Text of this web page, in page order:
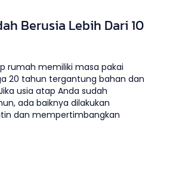
Berusia Lebih Dari 10
rumah memiliki masa pakai
20 tahun tergantung bahan dan
usia atap Anda sudah
ada baiknya dilakukan
dan mempertimbangkan